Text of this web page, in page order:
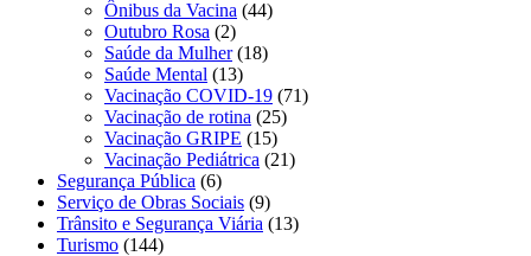
Ônibus da Vacina (44)
Outubro Rosa (2)
Saúde da Mulher(18)
Saúde Mental (13)
Vacinação COVID-19 (71)
Vacinação de rotina (25)
Vacinação GRIPE (15)
Vacinação Pediátrica (21)
Segurança Pública (6)
Serviço de Obras Sociais (9)
Trânsito e Segurança Viária (13)
Turismo (144)